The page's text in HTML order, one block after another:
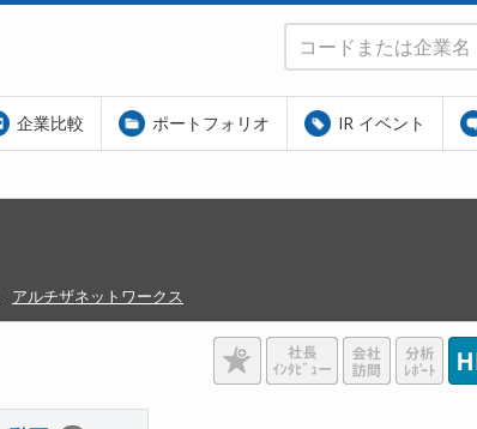
企業比較 ポートフォリオ IR イベント
アルチザネットワークス